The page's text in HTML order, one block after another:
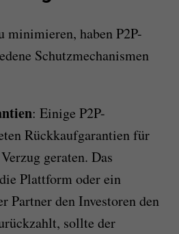
minimieren, haben P2P-
Schutzmechanismen
: Einige P2P-
Rückkaufgarantien für
geraten. Das
Plattform oder ein
Partner den Investoren den
sollte der